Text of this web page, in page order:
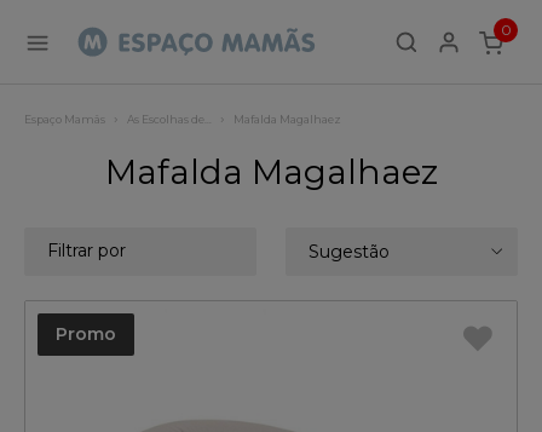
0
ITEMS
Espaço Mamãs As Escolhas de… Mafalda Magalhaez
Mafalda Magalhaez
Sugestão
Filtrar por
Promo